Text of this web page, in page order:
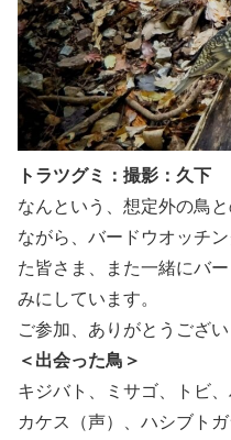
トラツグミ：撮影：久下
なんという、想定外の鳥
ながら、バードウオッチ
た皆さま、また一緒にバ
みにしています。
ご参加、ありがとうござい
＜出会った鳥＞
キジバト、ミサゴ、トビ
カケス（声）、ハシブト